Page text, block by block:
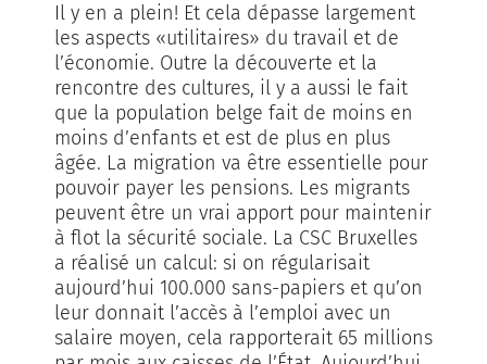
Il y en a plein! Et cela dépasse largement
les aspects «utilitaires» du travail et de
l’économie. Outre la découverte et la
rencontre des cultures, il y a aussi le fait
que la population belge fait de moins en
moins d’enfants et est de plus en plus
âgée. La migration va être essentielle pour
pouvoir payer les pensions. Les migrants
peuvent être un vrai apport pour maintenir
à flot la sécurité sociale. La CSC Bruxelles
a réalisé un calcul: si on régularisait
aujourd’hui 100.000 sans-papiers et qu’on
leur donnait l’accès à l’emploi avec un
salaire moyen, cela rapporterait 65 millions